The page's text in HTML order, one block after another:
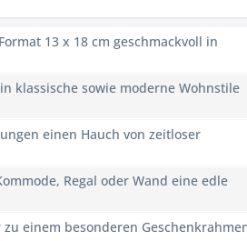
13 x 18 cm geschmackvoll in
klassische sowie moderne Wohnstile
einen Hauch von zeitloser
Regal oder Wand eine edle
einem besonderen